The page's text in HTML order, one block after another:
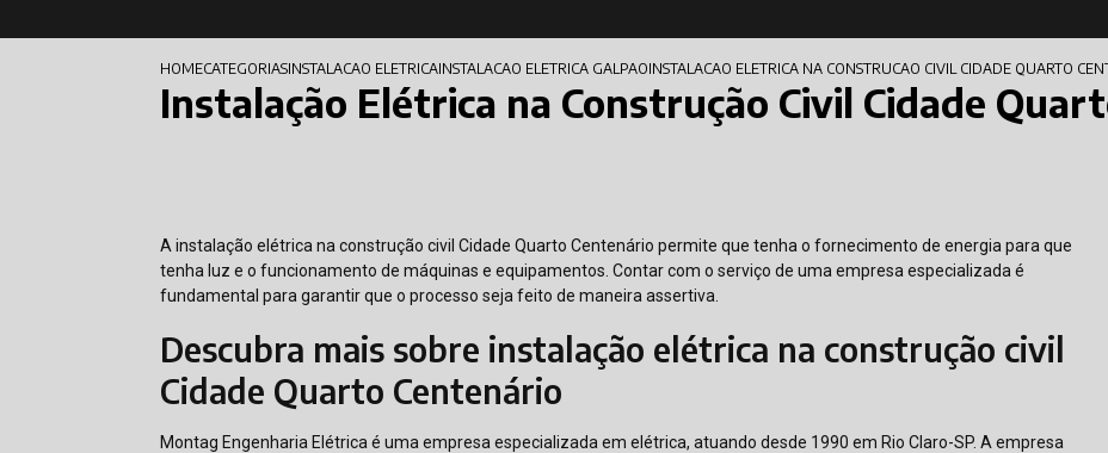
HOMECATEGORIASINSTALACAO ELETRICAINSTALACAO ELETRICA GALPAOINSTALACAO ELETRICA NA CONSTRUCAO CIVIL CIDADE QUARTO
Instalação Elétrica na Construção Civil Cidade
A instalação elétrica na construção civil Cidade Quarto Centenário permite que tenha o fornecimento de energia para que
tenha luz e o funcionamento de máquinas e equipamentos. Contar com o serviço de uma empresa especializada é
fundamental para garantir que o processo seja feito de maneira assertiva.
Descubra mais sobre instalação elétrica na construção civil
Cidade Quarto Centenário
Montag Engenharia Elétrica é uma empresa especializada em elétrica, atuando desde 1990 em Rio Claro-SP. A empresa